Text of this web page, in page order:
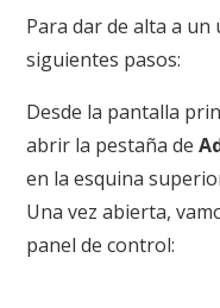
Para dar de alta a
siguientes pasos:
Desde la pantalla
abrir la pestaña de
en la esquina
Una vez abierta,
panel de control: